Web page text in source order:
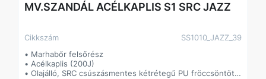
MV.SZANDÁL ACÉLKAPLIS S1 SRC JAZZ
Cikkszám
SS1010_JAZZ_39
• Marhabőr felsőrész
• Acélkaplis (200J)
• Olajálló, SRC csúszásmentes kétrétegű PU fröccsöntött